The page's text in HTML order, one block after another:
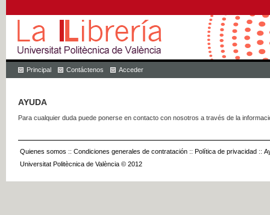
Principal Contáctenos Acceder
AYUDA
Para cualquier duda puede ponerse en contacto con nosotros a través de la
Quienes somos :: Condiciones generales de contratación :: Política de privacidad ::
Universitat Politècnica de València © 2012